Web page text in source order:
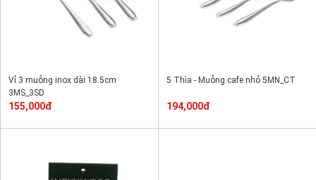
Vỉ 3 muỗng inox dài 18.5cm
3MS_3SD
155,000đ
5 Thìa - Muỗng cafe nhỏ 5MN_CT
194,000đ